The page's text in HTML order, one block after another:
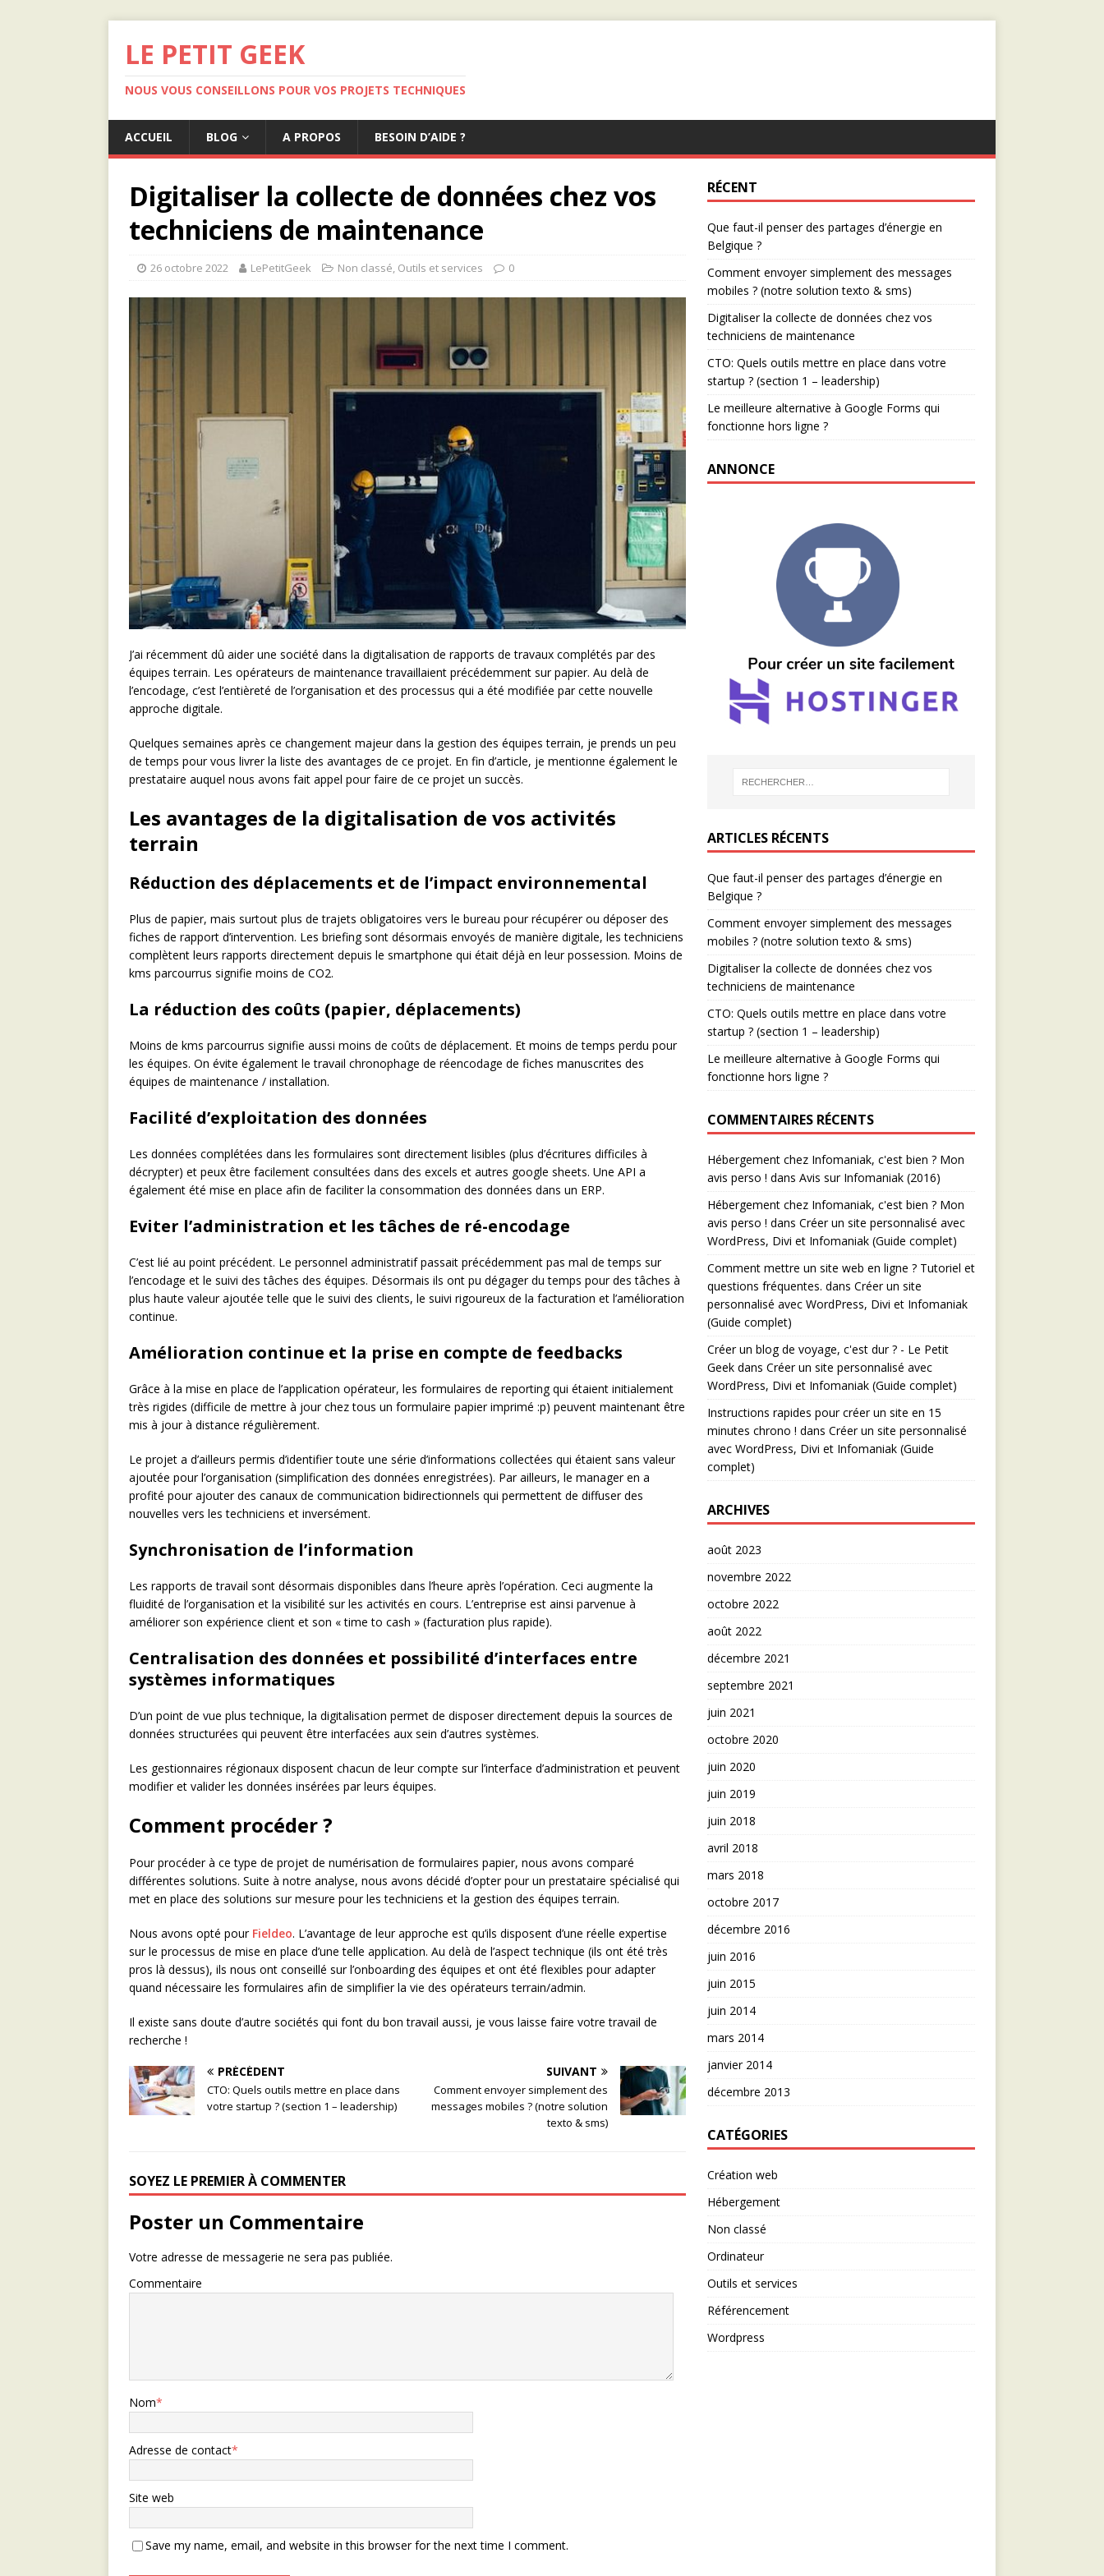
LE PETIT GEEK
NOUS VOUS CONSEILLONS POUR VOS PROJETS TECHNIQUES
ACCUEIL BLOG A PROPOS BESOIN D’AIDE ?
Digitaliser la collecte de données chez vos
techniciens de maintenance
26 octobre 2022 LePetitGeek Non classé, Outils et services 0
J’ai récemment dû aider une société dans la digitalisation de rapports de travaux complétés par des
équipes terrain. Les opérateurs de maintenance travaillaient précédemment sur papier. Au delà de
l’encodage, c’est l’entièreté de l’organisation et des processus qui a été modifiée par cette nouvelle
approche digitale.
Quelques semaines après ce changement majeur dans la gestion des équipes terrain, je prends un peu
de temps pour vous livrer la liste des avantages de ce projet. En fin d’article, je mentionne également le
prestataire auquel nous avons fait appel pour faire de ce projet un succès.
Les avantages de la digitalisation de vos activités
terrain
Réduction des déplacements et de l’impact environnemental
Plus de papier, mais surtout plus de trajets obligatoires vers le bureau pour récupérer ou déposer des
fiches de rapport d’intervention. Les briefing sont désormais envoyés de manière digitale, les techniciens
complètent leurs rapports directement depuis le smartphone qui était déjà en leur possession. Moins de
kms parcourrus signifie moins de CO2.
La réduction des coûts (papier, déplacements)
Moins de kms parcourrus signifie aussi moins de coûts de déplacement. Et moins de temps perdu pour
les équipes. On évite également le travail chronophage de réencodage de fiches manuscrites des
équipes de maintenance / installation.
Facilité d’exploitation des données
Les données complétées dans les formulaires sont directement lisibles (plus d’écritures difficiles à
décrypter) et peux être facilement consultées dans des excels et autres google sheets. Une API a
également été mise en place afin de faciliter la consommation des données dans un ERP.
Eviter l’administration et les tâches de ré-encodage
C’est lié au point précédent. Le personnel administratif passait précédemment pas mal de temps sur
l’encodage et le suivi des tâches des équipes. Désormais ils ont pu dégager du temps pour des tâches à
plus haute valeur ajoutée telle que le suivi des clients, le suivi rigoureux de la facturation et l’amélioration
continue.
Amélioration continue et la prise en compte de feedbacks
Grâce à la mise en place de l’application opérateur, les formulaires de reporting qui étaient initialement
très rigides (difficile de mettre à jour chez tous un formulaire papier imprimé :p) peuvent maintenant être
mis à jour à distance régulièrement.
Le projet a d’ailleurs permis d’identifier toute une série d’informations collectées qui étaient sans valeur
ajoutée pour l’organisation (simplification des données enregistrées). Par ailleurs, le manager en a
profité pour ajouter des canaux de communication bidirectionnels qui permettent de diffuser des
nouvelles vers les techniciens et inversément.
Synchronisation de l’information
Les rapports de travail sont désormais disponibles dans l’heure après l’opération. Ceci augmente la
fluidité de l’organisation et la visibilité sur les activités en cours. L’entreprise est ainsi parvenue à
améliorer son expérience client et son « time to cash » (facturation plus rapide).
Centralisation des données et possibilité d’interfaces entre
systèmes informatiques
D’un point de vue plus technique, la digitalisation permet de disposer directement depuis la sources de
données structurées qui peuvent être interfacées aux sein d’autres systèmes.
Les gestionnaires régionaux disposent chacun de leur compte sur l’interface d’administration et peuvent
modifier et valider les données insérées par leurs équipes.
Comment procéder ?
Pour procéder à ce type de projet de numérisation de formulaires papier, nous avons comparé
différentes solutions. Suite à notre analyse, nous avons décidé d’opter pour un prestataire spécialisé qui
met en place des solutions sur mesure pour les techniciens et la gestion des équipes terrain.
Nous avons opté pour Fieldeo. L’avantage de leur approche est qu’ils disposent d’une réelle expertise
sur le processus de mise en place d’une telle application. Au delà de l’aspect technique (ils ont été très
pros là dessus), ils nous ont conseillé sur l’onboarding des équipes et ont été flexibles pour adapter
quand nécessaire les formulaires afin de simplifier la vie des opérateurs terrain/admin.
Il existe sans doute d’autre sociétés qui font du bon travail aussi, je vous laisse faire votre travail de
recherche !
PRÉCÉDENT
CTO: Quels outils mettre en place dans
votre startup ? (section 1 – leadership)
SUIVANT
Comment envoyer simplement des
messages mobiles ? (notre solution
texto & sms)
SOYEZ LE PREMIER À COMMENTER
Poster un Commentaire
Votre adresse de messagerie ne sera pas publiée.
Commentaire
Nom*
Adresse de contact*
Site web
Save my name, email, and website in this browser for the next time I comment.
RÉCENT
Que faut-il penser des partages d’énergie en
Belgique ?
Comment envoyer simplement des messages
mobiles ? (notre solution texto & sms)
Digitaliser la collecte de données chez vos
techniciens de maintenance
CTO: Quels outils mettre en place dans votre
startup ? (section 1 – leadership)
Le meilleure alternative à Google Forms qui
fonctionne hors ligne ?
ANNONCE
ARTICLES RÉCENTS
Que faut-il penser des partages d’énergie en
Belgique ?
Comment envoyer simplement des messages
mobiles ? (notre solution texto & sms)
Digitaliser la collecte de données chez vos
techniciens de maintenance
CTO: Quels outils mettre en place dans votre
startup ? (section 1 – leadership)
Le meilleure alternative à Google Forms qui
fonctionne hors ligne ?
COMMENTAIRES RÉCENTS
Hébergement chez Infomaniak, c'est bien ? Mon
avis perso ! dans Avis sur Infomaniak (2016)
Hébergement chez Infomaniak, c'est bien ? Mon
avis perso ! dans Créer un site personnalisé avec
WordPress, Divi et Infomaniak (Guide complet)
Comment mettre un site web en ligne ? Tutoriel et
questions fréquentes. dans Créer un site
personnalisé avec WordPress, Divi et Infomaniak
(Guide complet)
Créer un blog de voyage, c'est dur ? - Le Petit
Geekdans Créer un site personnalisé avec
WordPress, Divi et Infomaniak (Guide complet)
Instructions rapides pour créer un site en 15
minutes chrono ! dans Créer un site personnalisé
avec WordPress, Divi et Infomaniak (Guide
complet)
ARCHIVES
août 2023
novembre 2022
octobre 2022
août 2022
décembre 2021
septembre 2021
juin 2021
octobre 2020
juin 2020
juin 2019
juin 2018
avril 2018
mars 2018
octobre 2017
décembre 2016
juin 2016
juin 2015
juin 2014
mars 2014
janvier 2014
décembre 2013
CATÉGORIES
Création web
Hébergement
Non classé
Ordinateur
Outils et services
Référencement
Wordpress